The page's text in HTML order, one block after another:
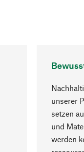
unserer
setzen
und
werden